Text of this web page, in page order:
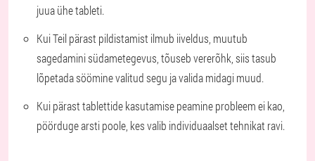
juua ühe tableti.
Kui Teil pärast pildistamist ilmub iiveldus, muutub
sagedamini südametegevus, tõuseb vererõhk, siis tasub
lõpetada söömine valitud segu ja valida midagi muud.
Kui pärast tablettide kasutamise peamine probleem ei kao,
pöörduge arsti poole, kes valib individuaalset tehnikat ravi.